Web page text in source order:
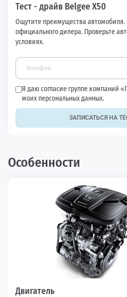
Тест - драйв Belgee X50
Ощутите преимущества автомобиля.
официального дилера. Проверьте
условиях.
Я даю согласие группе компаний
моих персональных данных.
ЗАПИСАТЬСЯ НА
Особенности
Двигатель